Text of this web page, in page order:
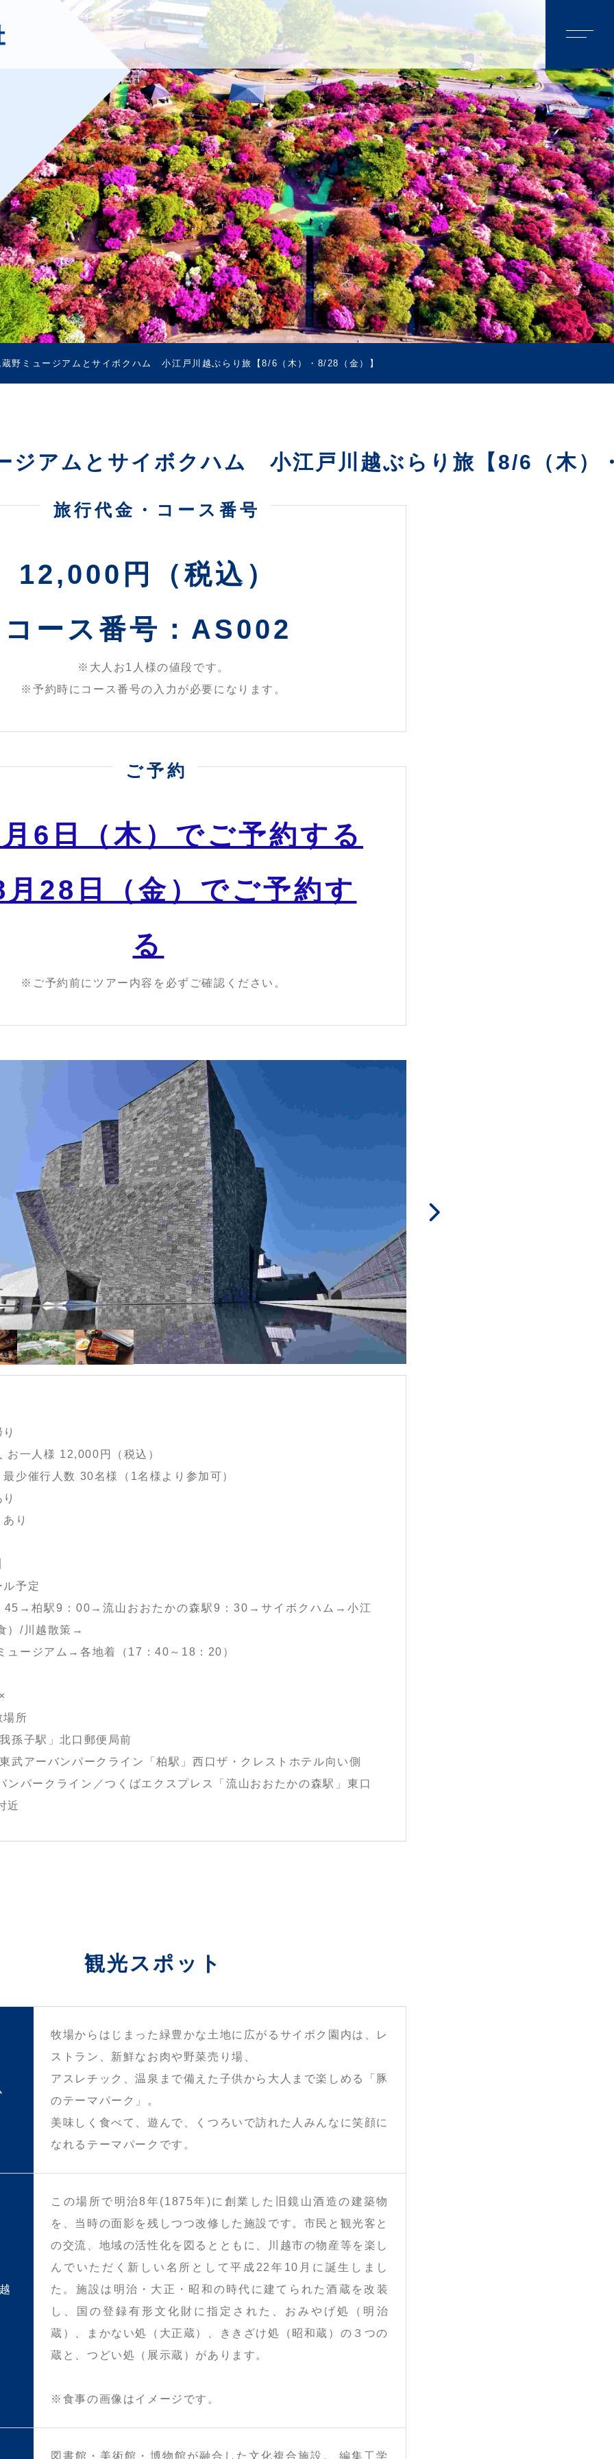
蔵野ミュージアムとサイボクハム 小江戸川越ぶらり旅【8/6（木）・8/28（金）】
ジアムとサイボクハム 小江戸川越ぶらり旅【8/6（木）
旅行代金・コース番号
12,000円（税込）
コース番号：AS002
※大人お1人様の値段です。
※予約時にコース番号の入力が必要になります。
ご予約
6日（木）でご予約する
28日（金）でご予約す
る
※ご予約前にツアー内容を必ずご確認ください。
お一人様 12,000円（税込）
少催行人数 30名様（1名様より参加可）
り
予定
45→柏駅9：00→流山おおたかの森駅9：30→サイボクハム→小江
）/川越散策→
ュージアム→各地着（17：40～18：20）
場所
孫子駅」北口郵便局前
武アーバンパークライン「柏駅」西口ザ・クレストホテル向い側
ンパークライン／つくばエクスプレス「流山おおたかの森駅」東口
近
観光スポット
牧場からはじまった緑豊かな土地に広がるサイボク園内は、レ
ストラン、新鮮なお肉や野菜売り場、
アスレチック、温泉まで備えた子供から大人まで楽しめる「豚
のテーマパーク」。
美味しく食べて、遊んで、くつろいで訪れた人みんなに笑顔に
なれるテーマパークです。
この場所で明治8年(1875年)に創業した旧鏡山酒造の建築物
を、当時の面影を残しつつ改修した施設です。市民と観光客と
の交流、地域の活性化を図るとともに、川越市の物産等を楽し
んでいただく新しい名所として平成22年10月に誕生しまし
た。施設は明治・大正・昭和の時代に建てられた酒蔵を改装
し、国の登録有形文化財に指定された、おみやげ処（明治
蔵）、まかない処（大正蔵）、ききざけ処（昭和蔵）の３つの
蔵と、つどい処（展示蔵）があります。
※食事の画像はイメージです。
図書館・美術館・博物館が融合した文化複合施設。 編集工学